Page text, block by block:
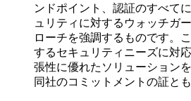
ンドポイント、認証のすべて
ュリティに対するウォッチガ
ローチを強調するものです。
するセキュリティニーズに対
張性に優れたソリューション
同社のコミットメントの証と